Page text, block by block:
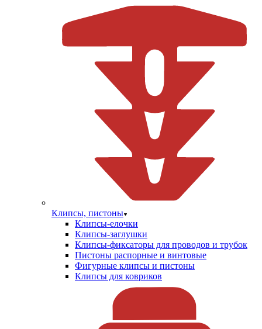
Клипсы, пистоны
Клипсы-елочки
Клипсы-заглушки
Клипсы-фиксаторы для проводов и трубок
Пистоны распорные и винтовые
Фигурные клипсы и пистоны
Клипсы для ковриков